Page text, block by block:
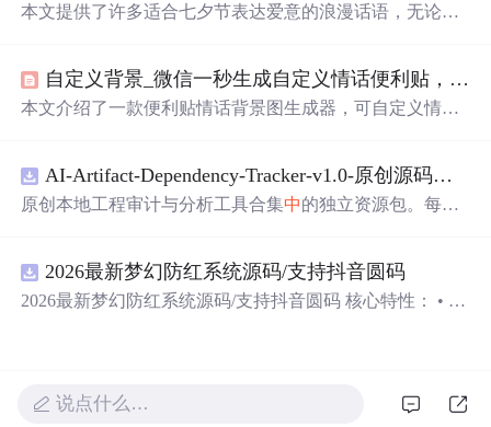
本文提供了许多适合七夕节表达爱意的浪漫话语，无论是
自定义背景_微信一秒生成自定义情话便利贴，做朋友圈背景图超级赞！！
本文介绍了一款便利贴情话背景图生成器，可自定义情话
AI-Artifact-Dependency-Tracker-v1.0-原创源码与文档.zip
原创本地工程审计与分析工具合集中的独立资源包。每个
README、运行说明、功能清单、MIT License及原创与授
权声明。解压后进入project目录，执行npm test验证算法，
2026最新梦幻防红系统源码/支持抖音圆码
2026最新梦幻防红系统源码/支持抖音圆码 核心特性： • 多
说点什么…